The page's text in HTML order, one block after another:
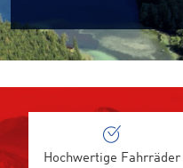
Hochwertige Fahrräder